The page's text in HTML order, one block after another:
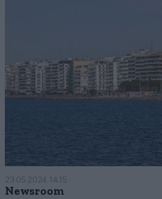
23·05·2024 14:15
Newsroom